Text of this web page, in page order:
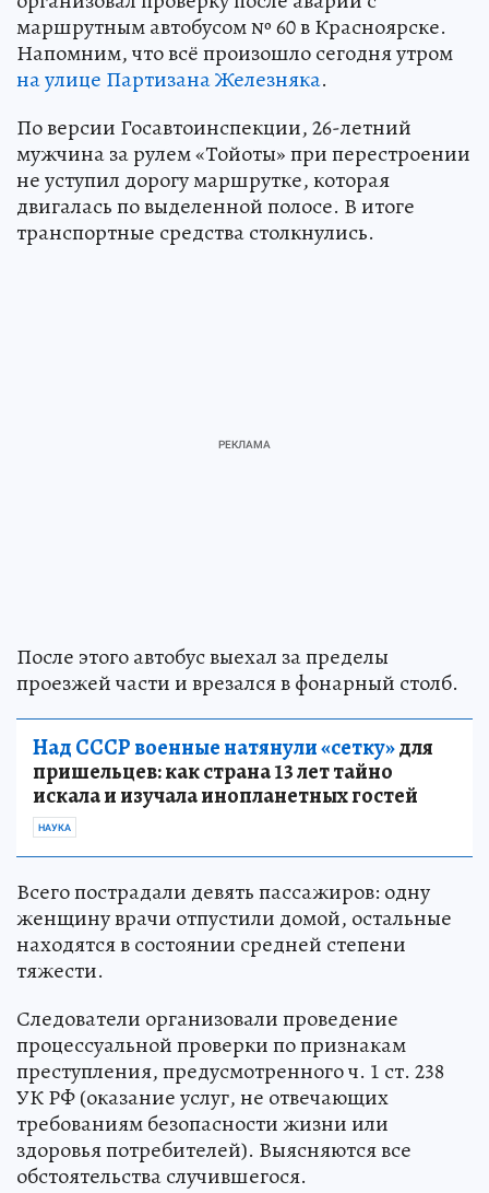
маршрутным автобусом № 60 в Красноярске.
Напомним, что всё произошло сегодня утром
на улице Партизана Железняка.
По версии Госавтоинспекции, 26-летний
мужчина за рулем «Тойоты» при перестроении
не уступил дорогу маршрутке, которая
двигалась по выделенной полосе. В итоге
транспортные средства столкнулись.
После этого автобус выехал за пределы
проезжей части и врезался в фонарный столб.
Над СССР военные натянули «сетку»для
пришельцев: как страна 13 лет тайно
искала и изучала инопланетных гостей
НАУКА
Всего пострадали девять пассажиров: одну
женщину врачи отпустили домой, остальные
находятся в состоянии средней степени
тяжести.
Следователи организовали проведение
процессуальной проверки по признакам
преступления, предусмотренного ч. 1 ст. 238
УК РФ (оказание услуг, не отвечающих
требованиям безопасности жизни или
здоровья потребителей). Выясняются все
обстоятельства случившегося.